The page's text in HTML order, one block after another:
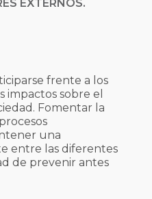
EXTERNOS.
frente a los
impactos sobre el
Fomentar la
una
entre las diferentes
de prevenir antes